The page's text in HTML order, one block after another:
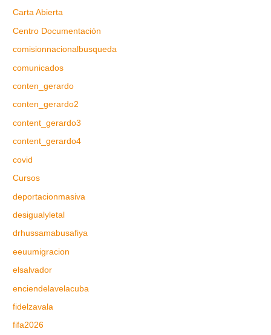
Carta Abierta
Centro Documentación
comisionnacionalbusqueda
comunicados
conten_gerardo
conten_gerardo2
content_gerardo3
content_gerardo4
covid
Cursos
deportacionmasiva
desigualyletal
drhussamabusafiya
eeuumigracion
elsalvador
enciendelavelacuba
fidelzavala
fifa2026